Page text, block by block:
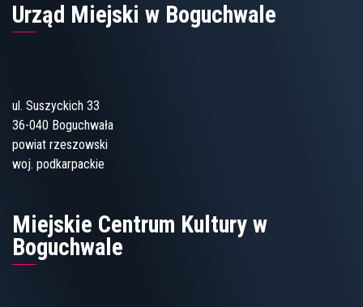
Urząd Miejski w Boguchwale
ul. Suszyckich 33
36-040 Boguchwała
powiat rzeszowski
woj. podkarpackie
Miejskie Centrum Kultury w
Boguchwale